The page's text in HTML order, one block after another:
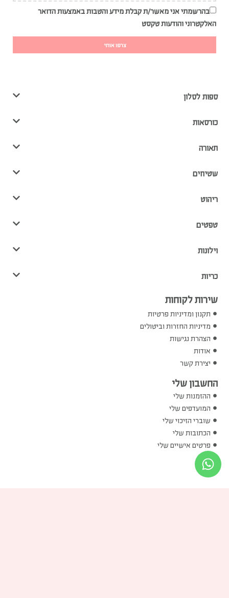
בהרשמתי אני מאשר/ת קבלת מידע והטבות באמצעות הדואר
האלקטרוני והודעות טקסט
צרפו אותי
ספות לסלון
כורסאות
תאורה
שטיחים
ריהוט
טפטים
וילונות
כריות
שירות לקוחות
תקנון ומדיניות פרטיות
מדיניות החזרות וביטולים
הצהרת נגישות
אודות
יצירת קשר
החשבון שלי
ההזמנות שלי
המועדפים שלי
שוברי הזיכוי שלי
הכתובות שלי
פרטים אישיים שלי